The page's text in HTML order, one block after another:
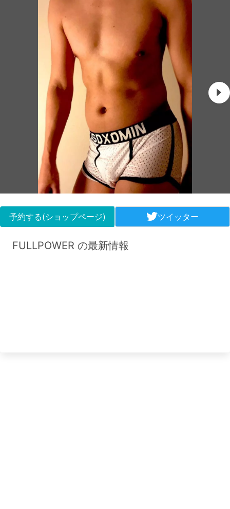
予約する(ショップページ) ツイッター
FULLPOWER の最新情報